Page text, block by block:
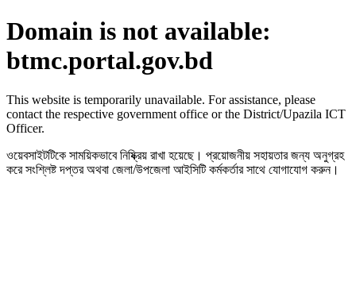
Domain is not available:
btmc.portal.gov.bd
This website is temporarily unavailable. For assistance, please
contact the respective government office or the District/Upazila ICT
Officer.
ওয়েবসাইটটিকে সাময়িকভাবে নিষ্ক্রিয় রাখা হয়েছে। প্রয়োজনীয় সহায়তার জন্য অনুগ্রহ
করে সংশ্লিষ্ট দপ্তর অথবা জেলা/উপজেলা আইসিটি কর্মকর্তার সাথে যোগাযোগ করুন।